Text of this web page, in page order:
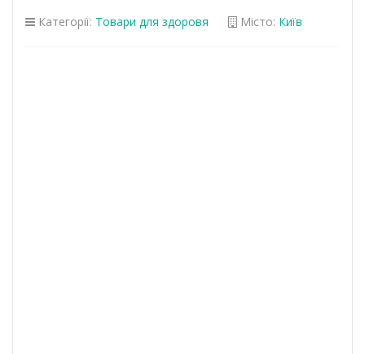
Категорії: Товари для здоровя Місто: Київ